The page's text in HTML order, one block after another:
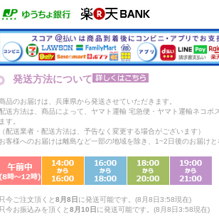
発送方法について
品のお届けは、兵庫県から発送させていただきます。
送方法は、商品によって、ヤマト運輸 宅急便・ヤマト運輸ネコポ
ます。
（配送業者・配送方法は、予告なく変更する場合がございます）
お客様へのお届けは離島など一部の地域を除き、1~2日後のお届けと
只今ご注文頂くと8月8日 に発送可能です。(8月8日3:58現在)
只今お振込みを頂くと8月10日 に発送可能です。(8月8日3:58現在)